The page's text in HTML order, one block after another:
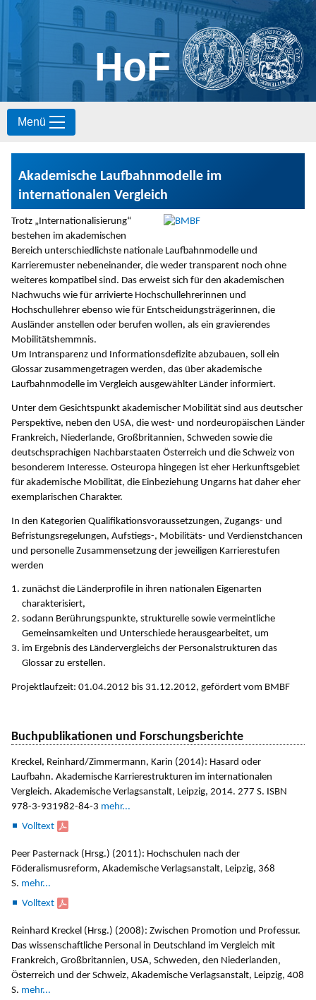
HoF
Menü
Akademische Laufbahnmodelle im
internationalen Vergleich
Trotz „Internationalisierung“
bestehen im akademischen
Bereich unterschiedlichste nationale Laufbahnmodelle und
Karrieremuster nebeneinander, die weder transparent noch ohne
weiteres kompatibel sind. Das erweist sich für den akademischen
Nachwuchs wie für arrivierte Hochschullehrerinnen und
Hochschullehrer ebenso wie für Entscheidungsträgerinnen, die
Ausländer anstellen oder berufen wollen, als ein gravierendes
Mobilitätshemmnis.
Um Intransparenz und Informationsdefizite abzubauen, soll ein
Glossar zusammengetragen werden, das über akademische
Laufbahnmodelle im Vergleich ausgewählter Länder informiert.
Unter dem Gesichtspunkt akademischer Mobilität sind aus deutscher
Perspektive, neben den USA, die west- und nordeuropäischen Länder
Frankreich, Niederlande, Großbritannien, Schweden sowie die
deutschsprachigen Nachbarstaaten Österreich und die Schweiz von
besonderem Interesse. Osteuropa hingegen ist eher Herkunftsgebiet
für akademische Mobilität, die Einbeziehung Ungarns hat daher eher
exemplarischen Charakter.
In den Kategorien Qualifikationsvoraussetzungen, Zugangs- und
Befristungsregelungen, Aufstiegs-, Mobilitäts- und Verdienstchancen
und personelle Zusammensetzung der jeweiligen Karrierestufen
werden
zunächst die Länderprofile in ihren nationalen Eigenarten
charakterisiert,
sodann Berührungspunkte, strukturelle sowie vermeintliche
Gemeinsamkeiten und Unterschiede herausgearbeitet, um
im Ergebnis des Ländervergleichs der Personalstrukturen das
Glossar zu erstellen.
Projektlaufzeit: 01.04.2012 bis 31.12.2012, gefördert vom BMBF
Buchpublikationen und Forschungsberichte
Kreckel, Reinhard/Zimmermann, Karin (2014): Hasard oder
Laufbahn. Akademische Karrierestrukturen im internationalen
Vergleich. Akademische Verlagsanstalt, Leipzig, 2014. 277 S. ISBN
978-3-931982-84-3 mehr...
Volltext
Peer Pasternack (Hrsg.) (2011): Hochschulen nach der
Föderalismusreform, Akademische Verlagsanstalt, Leipzig, 368
S. mehr...
Volltext
Reinhard Kreckel (Hrsg.) (2008): Zwischen Promotion und Professur.
Das wissenschaftliche Personal in Deutschland im Vergleich mit
Frankreich‚ Großbritannien‚ USA‚ Schweden‚ den Niederlanden‚
Österreich und der Schweiz, Akademische Verlagsanstalt, Leipzig, 408
S. mehr...